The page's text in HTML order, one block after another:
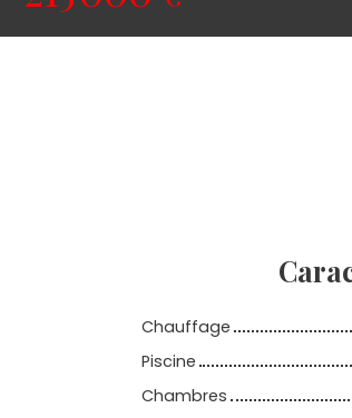
Chauffage
Piscine
Chambres